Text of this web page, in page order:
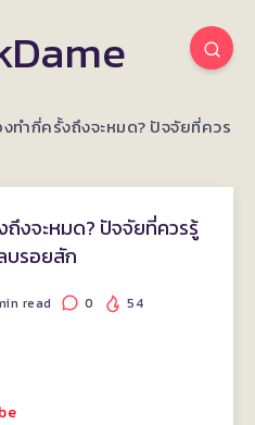
ทำกี่ครั้งถึงจะหมด? ปัจจัยที่ควร
งจะหมด? ปัจจัยที่ควรรู้
บรอยสัก
read 0 54